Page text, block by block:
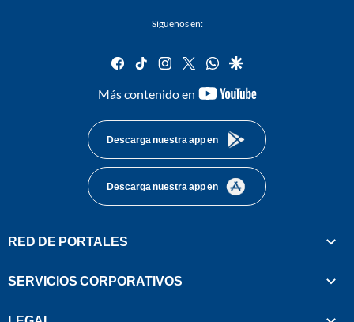
Síguenos en:
facebook
tiktok instagram
twitterwhatsapp
google
Más contenido en
youtube-
Descarga nuestra app en
Descarga nuestra app en
RED DE PORTALES
SERVICIOS CORPORATIVOS